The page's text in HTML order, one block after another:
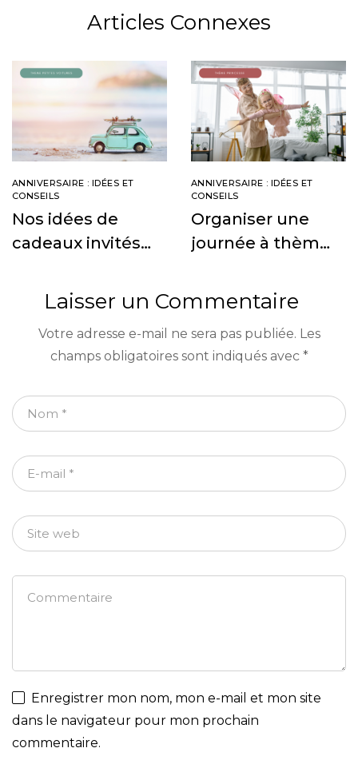
Articles Connexes
ANNIVERSAIRE : IDÉES ET
CONSEILS
Nos idées de
cadeaux invités
anniversaire
petites voitures
ANNIVERSAIRE : IDÉES ET
CONSEILS
Organiser une
journée à thème
toute la famille
Laisser un Commentaire
Votre adresse e-mail ne sera pas publiée. Les
champs obligatoires sont indiqués avec *
Enregistrer mon nom, mon e-mail et mon site
dans le navigateur pour mon prochain
commentaire.